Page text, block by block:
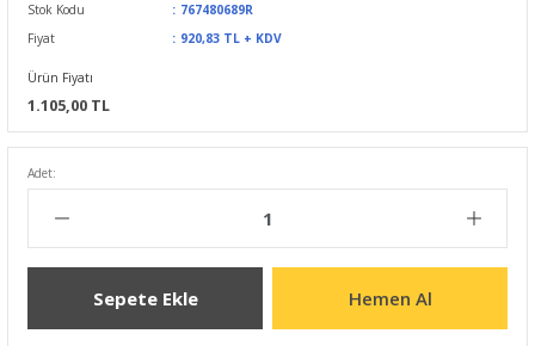
Stok Kodu
767480689R
Fiyat
920,83 TL + KDV
Ürün Fiyatı
1.105,00 TL
Adet:
Sepete Ekle Hemen Al